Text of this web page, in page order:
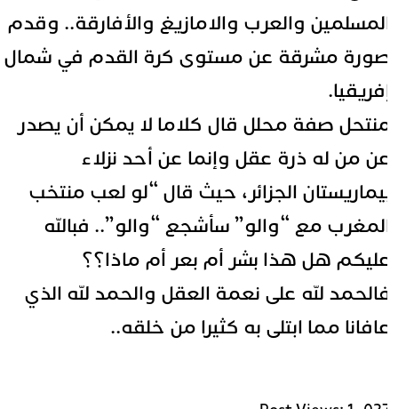
والعرب والامازيغ والأفارقة.. وقدم
مشرقة عن مستوى كرة القدم في شمال
صفة محلل قال كلاما لا يمكن أن يصدر
من له ذرة عقل وإنما عن أحد نزلاء
الجزائر، حيث قال “لو لعب منتخب
مع “والو” سأشجع “والو”.. فبالله
هل هذا بشر أم بعر أم ماذا؟؟
لله على نعمة العقل والحمد لله الذي
مما ابتلى به كثيرا من خلقه..